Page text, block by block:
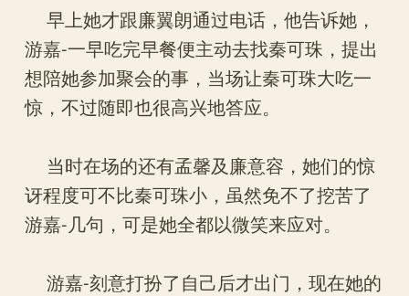
早上她才跟廉翼朗通过电话，他告诉她，
游嘉-一早吃完早餐便主动去找秦可珠，提出
想陪她参加聚会的事，当场让秦可珠大吃一
惊，不过随即也很高兴地答应。
当时在场的还有孟馨及廉意容，她们的惊
讶程度可不比秦可珠小，虽然免不了挖苦了
游嘉-几句，可是她全都以微笑来应对。
游嘉-刻意打扮了自己后才出门，现在她的